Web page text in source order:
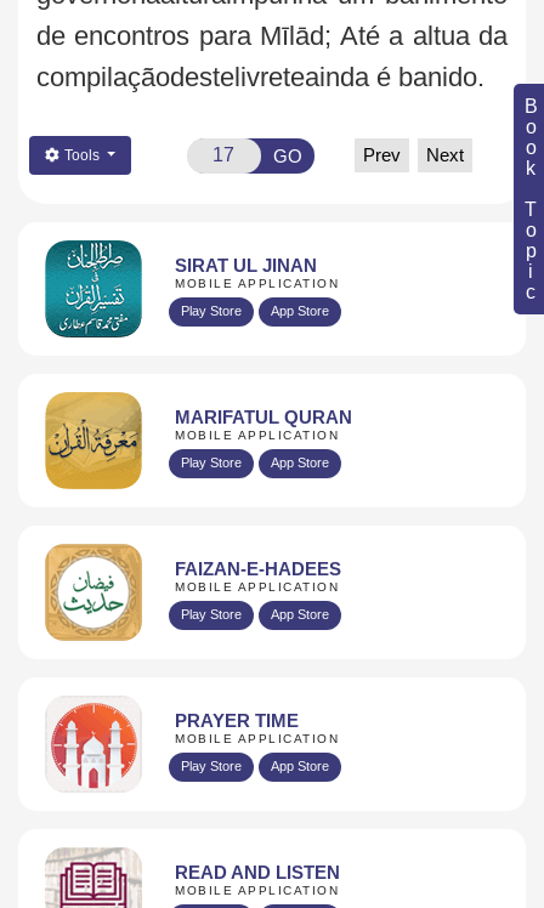
Book Topic
de encontros para Mīlād; Até a altua da
compilaçãodestelivreteainda é banido.
Tools GO Prev Next
SIRAT UL JINAN
MOBILE APPLICATION
Play Store App Store
MARIFATUL QURAN
MOBILE APPLICATION
Play Store App Store
FAIZAN-E-HADEES
MOBILE APPLICATION
Play Store App Store
PRAYER TIME
MOBILE APPLICATION
Play Store App Store
READ AND LISTEN
MOBILE APPLICATION